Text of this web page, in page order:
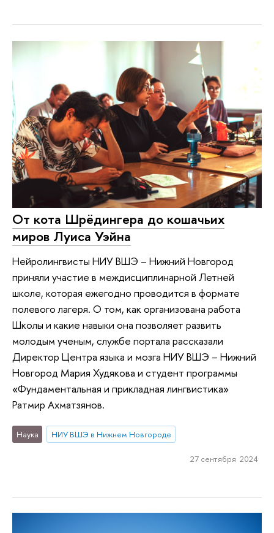
От кота Шрёдингера до кошачьих
миров Луиса Уэйна
Нейролингвисты НИУ ВШЭ – Нижний Новгород
приняли участие в междисциплинарной Летней
школе, которая ежегодно проводится в формате
полевого лагеря. О том, как организована работа
Школы и какие навыки она позволяет развить
молодым ученым, службе портала рассказали
Директор Центра языка и мозга НИУ ВШЭ – Нижний
Новгород Мария Худякова и студент программы
«Фундаментальная и прикладная лингвистика»
Ратмир Ахматзянов.
Наука НИУ ВШЭ в Нижнем Новгороде
27 сентября 2024